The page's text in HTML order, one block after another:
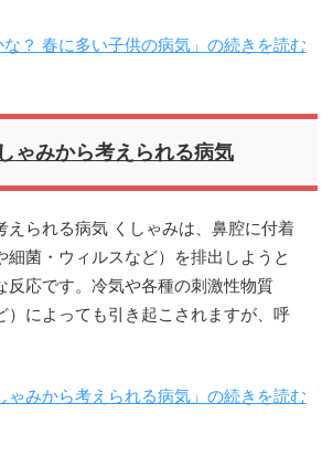
な？ 春に多い子供の病気」の続きを読む
ゃみから考えられる病気
えられる病気 くしゃみは、鼻腔に付着
細菌・ウィルスなど）を排出しようと
反応です。冷気や各種の刺激性物質
）によっても引き起こされますが、呼
ゃみから考えられる病気」の続きを読む